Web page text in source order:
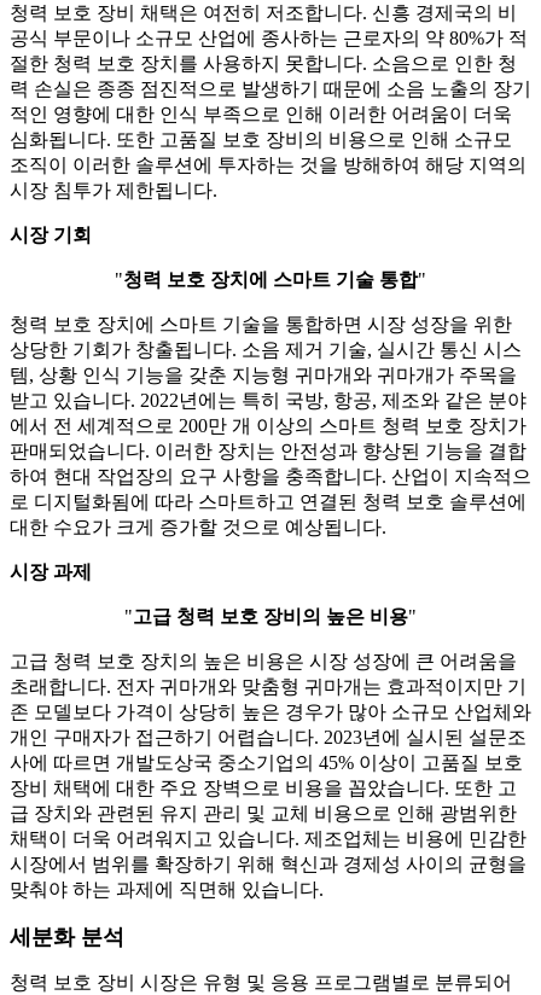
청력 보호 장비 채택은 여전히 ​​저조합니다. 신흥 경제국의 비
공식 부문이나 소규모 산업에 종사하는 근로자의 약 80%가 적
절한 청력 보호 장치를 사용하지 못합니다. 소음으로 인한 청
력 손실은 종종 점진적으로 발생하기 때문에 소음 노출의 장기
적인 영향에 대한 인식 부족으로 인해 이러한 어려움이 더욱
심화됩니다. 또한 고품질 보호 장비의 비용으로 인해 소규모
조직이 이러한 솔루션에 투자하는 것을 방해하여 해당 지역의
시장 침투가 제한됩니다.
시장 기회
"청력 보호 장치에 스마트 기술 통합"
청력 보호 장치에 스마트 기술을 통합하면 시장 성장을 위한
상당한 기회가 창출됩니다. 소음 제거 기술, 실시간 통신 시스
템, 상황 인식 기능을 갖춘 지능형 귀마개와 귀마개가 주목을
받고 있습니다. 2022년에는 특히 국방, 항공, 제조와 같은 분야
에서 전 세계적으로 200만 개 이상의 스마트 청력 보호 장치가
판매되었습니다. 이러한 장치는 안전성과 향상된 기능을 결합
하여 현대 작업장의 요구 사항을 충족합니다. 산업이 지속적으
로 디지털화됨에 따라 스마트하고 연결된 청력 보호 솔루션에
대한 수요가 크게 증가할 것으로 예상됩니다.
시장 과제
"고급 청력 보호 장비의 높은 비용"
고급 청력 보호 장치의 높은 비용은 시장 성장에 큰 어려움을
초래합니다. 전자 귀마개와 맞춤형 귀마개는 효과적이지만 기
존 모델보다 가격이 상당히 높은 경우가 많아 소규모 산업체와
개인 구매자가 접근하기 어렵습니다. 2023년에 실시된 설문조
사에 따르면 개발도상국 중소기업의 45% 이상이 고품질 보호
장비 채택에 대한 주요 장벽으로 비용을 꼽았습니다. 또한 고
급 장치와 관련된 유지 관리 및 교체 비용으로 인해 광범위한
채택이 더욱 어려워지고 있습니다. 제조업체는 비용에 민감한
시장에서 범위를 확장하기 위해 혁신과 경제성 사이의 균형을
맞춰야 하는 과제에 직면해 있습니다.
세분화 분석
청력 보호 장비 시장은 유형 및 응용 프로그램별로 분류되어